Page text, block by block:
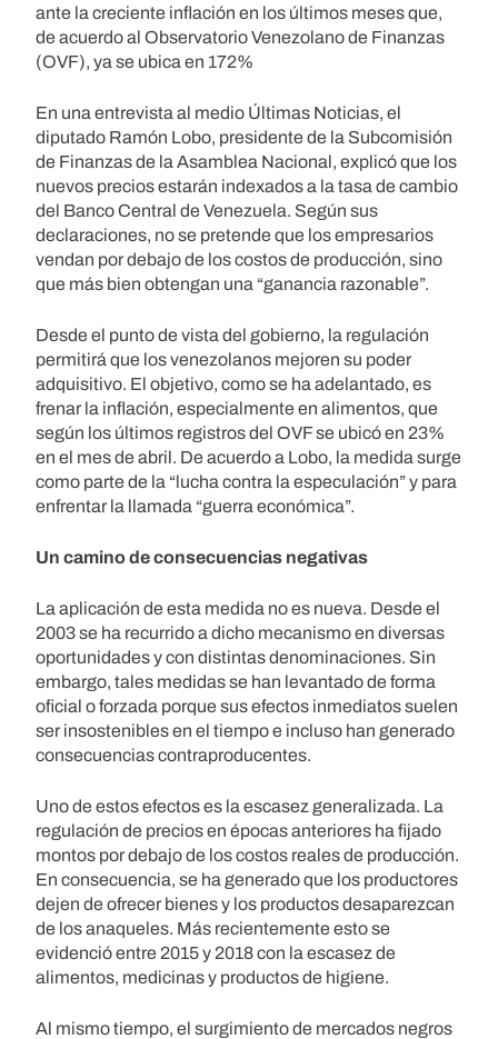
ante la creciente inflación en los últimos meses que,
de acuerdo al Observatorio Venezolano de Finanzas
(OVF), ya se ubica en 172%
En una entrevista al medio Últimas Noticias, el
diputado Ramón Lobo, presidente de la Subcomisión
de Finanzas de la Asamblea Nacional, explicó que los
nuevos precios estarán indexados a la tasa de cambio
del Banco Central de Venezuela. Según sus
declaraciones, no se pretende que los empresarios
vendan por debajo de los costos de producción, sino
que más bien obtengan una “ganancia razonable”.
Desde el punto de vista del gobierno, la regulación
permitirá que los venezolanos mejoren su poder
adquisitivo. El objetivo, como se ha adelantado, es
frenar la inflación, especialmente en alimentos, que
según los últimos registros del OVF se ubicó en 23%
en el mes de abril. De acuerdo a Lobo, la medida surge
como parte de la “lucha contra la especulación” y para
enfrentar la llamada “guerra económica”.
Un camino de consecuencias negativas
La aplicación de esta medida no es nueva. Desde el
2003 se ha recurrido a dicho mecanismo en diversas
oportunidades y con distintas denominaciones. Sin
embargo, tales medidas se han levantado de forma
oficial o forzada porque sus efectos inmediatos suelen
ser insostenibles en el tiempo e incluso han generado
consecuencias contraproducentes.
Uno de estos efectos es la escasez generalizada. La
regulación de precios en épocas anteriores ha fijado
montos por debajo de los costos reales de producción.
En consecuencia, se ha generado que los productores
dejen de ofrecer bienes y los productos desaparezcan
de los anaqueles. Más recientemente esto se
evidenció entre 2015 y 2018 con la escasez de
alimentos, medicinas y productos de higiene.
Al mismo tiempo, el surgimiento de mercados negros